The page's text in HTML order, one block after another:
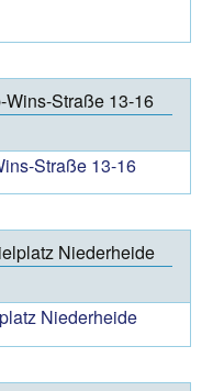
Straße 13-16
Straße 13-16
Niederheide
Niederheide